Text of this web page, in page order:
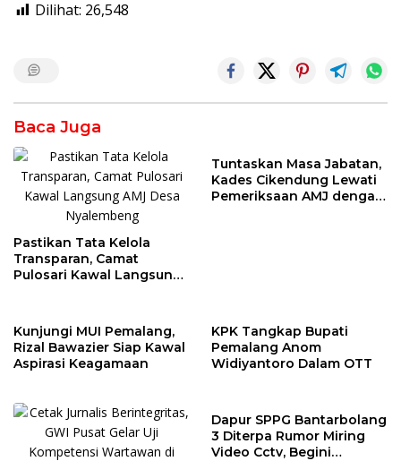
Dilihat: 26,548
Baca Juga
Pastikan Tata Kelola
Transparan, Camat
Pulosari Kawal Langsung
Tuntaskan Masa Jabatan,
Kades Cikendung Lewati
Pemeriksaan AMJ dengan
Kunjungi MUI Pemalang,
Rizal Bawazier Siap Kawal
Aspirasi Keagamaan
KPK Tangkap Bupati
Pemalang Anom
Widiyantoro Dalam OTT
Dapur SPPG Bantarbolang
3 Diterpa Rumor Miring
Video Cctv, Begini